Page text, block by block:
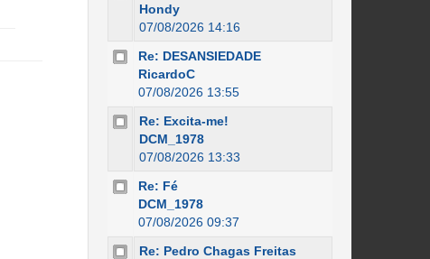
Hondy
07/08/2026 14:16
Re: DESANSIEDADE
RicardoC
07/08/2026 13:55
Re: Excita-me!
DCM_1978
07/08/2026 13:33
Re: Fé
DCM_1978
07/08/2026 09:37
Re: Pedro Chagas Freitas